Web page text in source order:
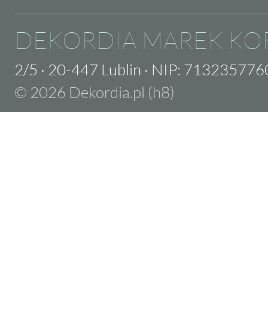
DEKORDIA MAREK
2/5 · 20-447 Lublin · NIP:
© 2026 Dekordia.pl (h8)